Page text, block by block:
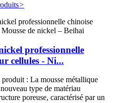
>
professionnelle
cellules - Ni...
: La mousse métallique
type de matériau
poreuse, caractérisé par un